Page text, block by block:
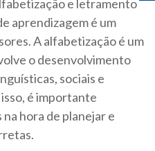
e letramento
aprendizagem é um
A alfabetização é um
o desenvolvimento
sociais e
é importante
hora de planejar e